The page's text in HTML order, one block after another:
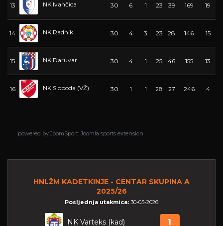
13 NK Ivančica 30 6 1 23 39 169 19
14 NK Radnik 30 4 3 23 28 146 15
15 NK Daruvar 30 4 1 25 46 155 13
16 NK Sloboda (VŽ) 30 1 1 28 27 246 4
powered by JoomSport: Joomla sports extension
HNLŽM KADETKINJE - CENTAR SKUPINA A
2025/26
Posljednja utakmica: 30-05-2026
NK Varteks (kad) 1